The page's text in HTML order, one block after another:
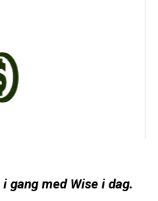
i gang med Wise i dag.